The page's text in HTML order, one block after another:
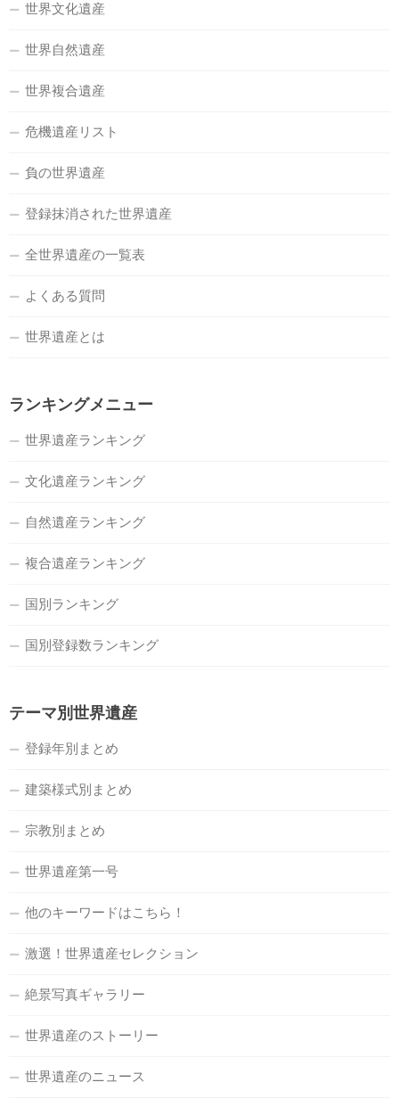
世界文化遺産
世界自然遺産
世界複合遺産
危機遺産リスト
負の世界遺産
登録抹消された世界遺産
全世界遺産の一覧表
よくある質問
世界遺産とは
ランキングメニュー
世界遺産ランキング
文化遺産ランキング
自然遺産ランキング
複合遺産ランキング
国別ランキング
国別登録数ランキング
テーマ別世界遺産
登録年別まとめ
建築様式別まとめ
宗教別まとめ
世界遺産第一号
他のキーワードはこちら！
激選！世界遺産セレクション
絶景写真ギャラリー
世界遺産のストーリー
世界遺産のニュース